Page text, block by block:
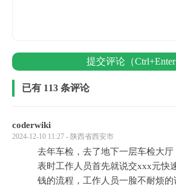
提交评论（Ctrl+Enter
已有 113 条评论
coderwiki
2024-12-10 11:27 - 陕西省西安市
去年车检，去了地下一层车检大
表时工作人员首先就说交xxx元快
钱的流程，工作人员一脸不耐烦